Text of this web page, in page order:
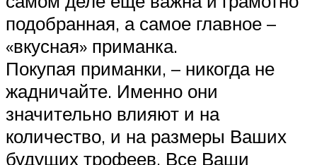
подобранная, а самое главное –
«вкусная» приманка.
Покупая приманки, – никогда не
жадничайте. Именно они
значительно влияют и на
количество, и на размеры Ваших
будущих трофеев. Все Ваши